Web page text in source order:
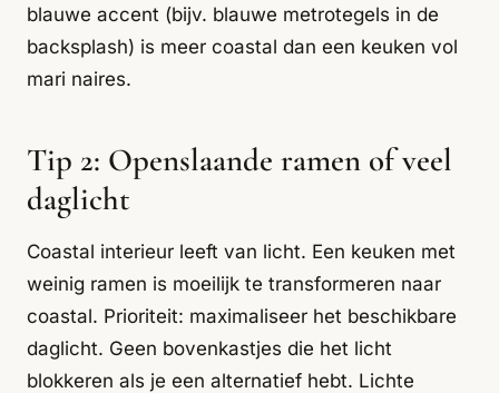
blauwe accent (bijv. blauwe metrotegels in de
backsplash) is meer coastal dan een keuken vol
mari naires.
Tip 2: Openslaande ramen of veel
daglicht
Coastal interieur leeft van licht. Een keuken met
weinig ramen is moeilijk te transformeren naar
coastal. Prioriteit: maximaliseer het beschikbare
daglicht. Geen bovenkastjes die het licht
blokkeren als je een alternatief hebt. Lichte